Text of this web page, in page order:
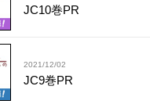
JC10巻PR
2021/12/02
JC9巻PR